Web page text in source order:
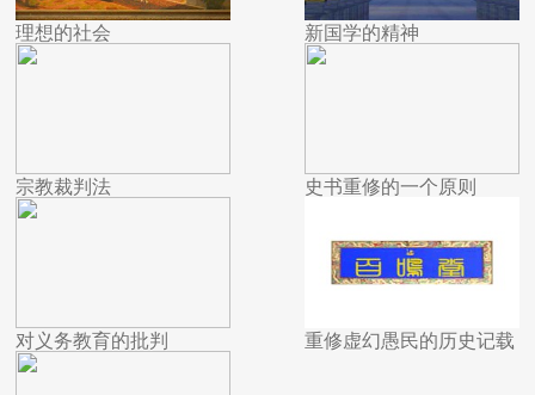
理想的社会
宗教裁判法
对义务教育的批判
新国学的精神
史书重修的一个原则
重修虚幻愚民的历史记载